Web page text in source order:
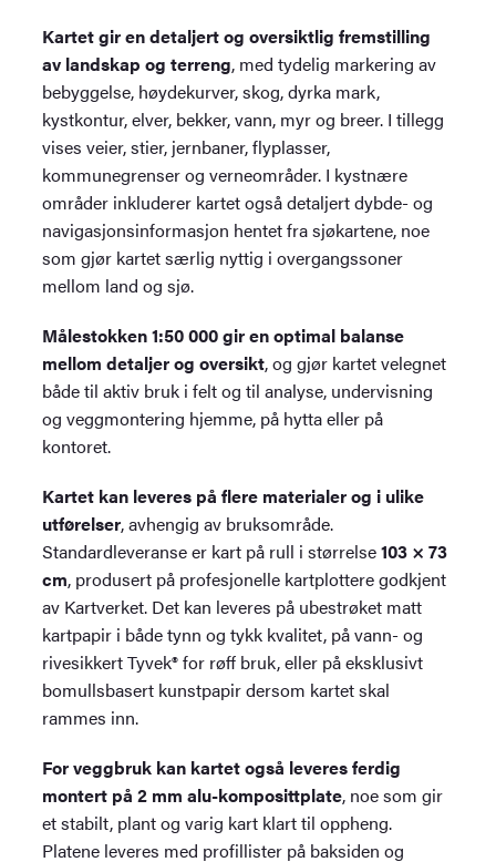
Kartet gir en detaljert og oversiktlig fremstilling
av landskap og terreng, med tydelig markering av
bebyggelse, høydekurver, skog, dyrka mark,
kystkontur, elver, bekker, vann, myr og breer. I tillegg
vises veier, stier, jernbaner, flyplasser,
kommunegrenser og verneområder. I kystnære
områder inkluderer kartet også detaljert dybde- og
navigasjonsinformasjon hentet fra sjøkartene, noe
som gjør kartet særlig nyttig i overgangssoner
mellom land og sjø.
Målestokken 1:50 000 gir en optimal balanse
mellom detaljer og oversikt, og gjør kartet velegnet
både til aktiv bruk i felt og til analyse, undervisning
og veggmontering hjemme, på hytta eller på
kontoret.
Kartet kan leveres på flere materialer og i ulike
utførelser, avhengig av bruksområde.
Standardleveranse er kart på rull i størrelse103 × 73
cm, produsert på profesjonelle kartplottere godkjent
av Kartverket. Det kan leveres på ubestrøket matt
kartpapir i både tynn og tykk kvalitet, på vann- og
rivesikkert Tyvek® for røff bruk, eller på eksklusivt
bomullsbasert kunstpapir dersom kartet skal
rammes inn.
For veggbruk kan kartet også leveres ferdig
montert på 2 mm alu-komposittplate, noe som gir
et stabilt, plant og varig kart klart til oppheng.
Platene leveres med profillister på baksiden og